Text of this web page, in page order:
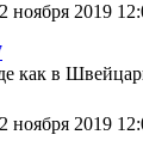
ноября 2019
как в
ноября 2019